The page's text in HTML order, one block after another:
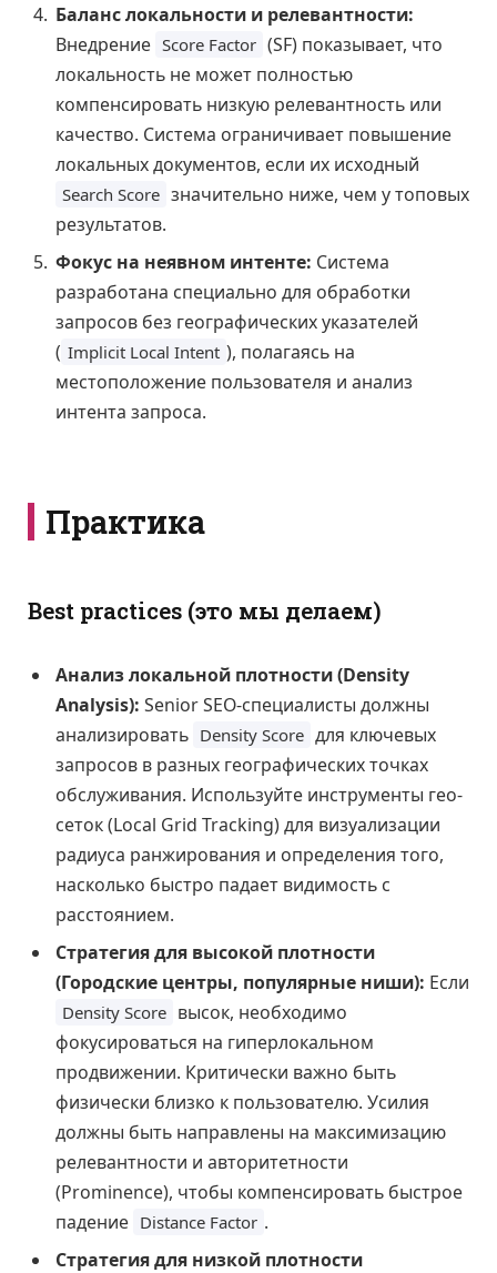
Баланс локальности и релевантности:
Внедрение Score Factor (SF) показывает, что
локальность не может полностью
компенсировать низкую релевантность или
качество. Система ограничивает повышение
локальных документов, если их исходный
Search Score значительно ниже, чем у топовых
результатов.
Фокус на неявном интенте: Система
разработана специально для обработки
запросов без географических указателей
( Implicit Local Intent ), полагаясь на
местоположение пользователя и анализ
интента запроса.
Практика
Best practices (это мы делаем)
Анализ локальной плотности (Density
Analysis): Senior SEO-специалисты должны
анализировать Density Score для ключевых
запросов в разных географических точках
обслуживания. Используйте инструменты гео-
сеток (Local Grid Tracking) для визуализации
радиуса ранжирования и определения того,
насколько быстро падает видимость с
расстоянием.
Стратегия для высокой плотности
(Городские центры, популярные ниши): Если
Density Score высок, необходимо
фокусироваться на гиперлокальном
продвижении. Критически важно быть
физически близко к пользователю. Усилия
должны быть направлены на максимизацию
релевантности и авторитетности
(Prominence), чтобы компенсировать быстрое
падение Distance Factor .
Стратегия для низкой плотности